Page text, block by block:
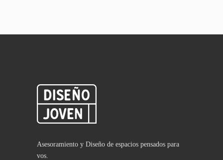
Asesoramiento y Diseño de espacios pensados para
vos.